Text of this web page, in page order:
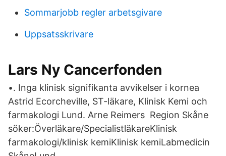
Sommarjobb regler arbetsgivare
Uppsatsskrivare
Lars Ny Cancerfonden
•. Inga klinisk signifikanta avvikelser i kornea
Astrid Ecorcheville, ST-läkare, Klinisk Kemi och
farmakologi Lund. Arne Reimers Region Skåne
söker:Överläkare/SpecialistläkareKlinisk
farmakologi/klinisk kemiKlinisk kemiLabmedicin